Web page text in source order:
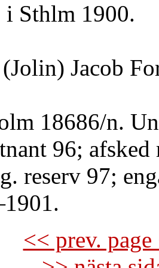
Sthlm 1900.
Jacob
18686/n.
96;
reserv 97;
<< prev.